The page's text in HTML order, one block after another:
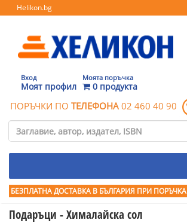
Helikon.bg
Вход
Моят профил
Моята поръчка
0 продукта
ПОРЪЧКИ ПО ТЕЛЕФОНА 02 460 40 90
БЕЗПЛАТНА ДОСТАВКА В БЪЛГАРИЯ ПРИ ПОРЪЧКА
Подаръци - Хималайска сол